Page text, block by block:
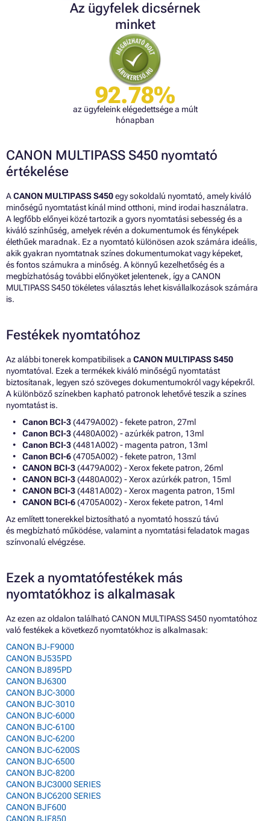
Az ügyfelek dicsérnek
minket
92.78%
az ügyfeleink elégedettsége a múlt
hónapban
CANON MULTIPASS S450 nyomtató
értékelése
ACANON MULTIPASS S450egy sokoldalú nyomtató, amely kiváló
minőségű nyomtatást kínál mind otthoni, mind irodai használatra.
A legfőbb előnyei közé tartozik a gyors nyomtatási sebesség és a
kiváló színhűség, amelyek révén a dokumentumok és fényképek
élethűek maradnak. Ez a nyomtató különösen azok számára ideális,
akik gyakran nyomtatnak színes dokumentumokat vagy képeket,
és fontos számukra a minőség. A könnyű kezelhetőség és a
megbízhatóság további előnyöket jelentenek, így a CANON
MULTIPASS S450 tökéletes választás lehet kisvállalkozások számára
is.
Festékek nyomtatóhoz
Az alábbi tonerek kompatibilisek a CANON MULTIPASS S450
nyomtatóval. Ezek a termékek kiváló minőségű nyomtatást
biztosítanak, legyen szó szöveges dokumentumokról vagy képekről.
A különböző színekben kapható patronok lehetővé teszik a színes
nyomtatást is.
Canon BCI-3(4479A002) - fekete patron, 27ml
Canon BCI-3(4480A002) - azúrkék patron, 13ml
Canon BCI-3(4481A002) - magenta patron, 13ml
Canon BCI-6(4705A002) - fekete patron, 13ml
CANON BCI-3(4479A002) - Xerox fekete patron, 26ml
CANON BCI-3(4480A002) - Xerox azúrkék patron, 15ml
CANON BCI-3(4481A002) - Xerox magenta patron, 15ml
CANON BCI-6(4705A002) - Xerox fekete patron, 14ml
Az említett tonerekkel biztosítható a nyomtató hosszú távú
és megbízható működése, valamint a nyomtatási feladatok magas
színvonalú elvégzése.
Ezek a nyomtatófestékek más
nyomtatókhoz is alkalmasak
Az ezen az oldalon található CANON MULTIPASS S450 nyomtatóhoz
való festékek a következő nyomtatókhoz is alkalmasak:
CANON BJ-F9000
CANON BJ535PD
CANON BJ895PD
CANON BJ6300
CANON BJC-3000
CANON BJC-3010
CANON BJC-6000
CANON BJC-6100
CANON BJC-6200
CANON BJC-6200S
CANON BJC-6500
CANON BJC-8200
CANON BJC3000 SERIES
CANON BJC6200 SERIES
CANON BJF600
CANON BJF850